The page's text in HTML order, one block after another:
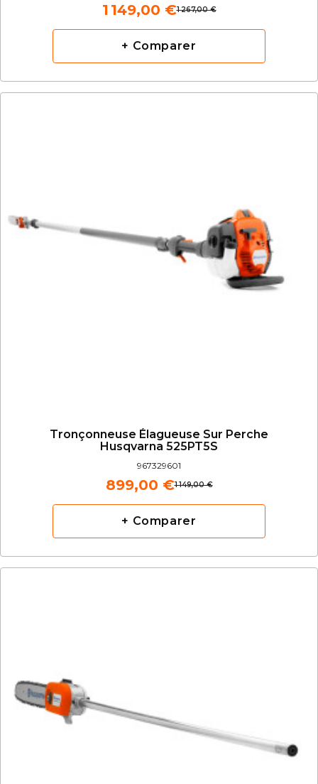
1 267,00 €
1 149,00 €
+ Comparer
Tronçonneuse Élagueuse Sur Perche
Husqvarna 525PT5S
967329601
1 149,00 €
899,00 €
+ Comparer